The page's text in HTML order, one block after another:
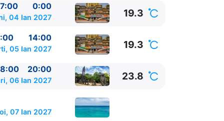
0:00
04 Ian 2027 19.3
14:00
05 Ian 2027 19.3
20:00
06 Ian 2027 23.8
07 Ian 2027